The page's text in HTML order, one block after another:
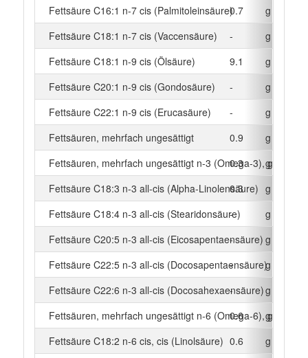
Fettsäure C16:1 n-7 cis (Palmitoleinsäure)0.7
g
Fettsäure C18:1 n-7 cis (Vaccensäure)
-
g
Fettsäure C18:1 n-9 cis (Ölsäure)
9.1
g
Fettsäure C20:1 n-9 cis (Gondosäure)
-
g
Fettsäure C22:1 n-9 cis (Erucasäure)
-
g
Fettsäuren, mehrfach ungesättigt
0.9
g
Fettsäuren, mehrfach ungesättigt n-3 (Omega-3), gesamt
0.3
g
Fettsäure C18:3 n-3 all-cis (Alpha-Linolensäure)
0.3
g
Fettsäure C18:4 n-3 all-cis (Stearidonsäure)
-
g
Fettsäure C20:5 n-3 all-cis (Eicosapentaensäure)
-
g
Fettsäure C22:5 n-3 all-cis (Docosapentaensäure)
-
g
Fettsäure C22:6 n-3 all-cis (Docosahexaensäure)
-
g
Fettsäuren, mehrfach ungesättigt n-6 (Omega-6), gesamt
0.6
g
Fettsäure C18:2 n-6 cis, cis (Linolsäure) 0.6
g